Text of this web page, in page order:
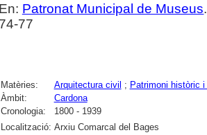
En: Patronat Municipal de Museus
74-77
Matèries: Arquitectura civil ; Patrimoni històric
Àmbit:
Cardona
Cronologia:
1800 - 1939
Localització: Arxiu Comarcal del Bages